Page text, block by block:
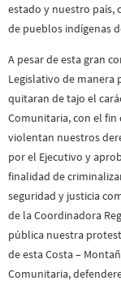
estado y nuestro país,
de pueblos indígenas
A pesar de esta gran
Legislativo de manera
quitaran de tajo el
Comunitaria, con el fin
violentan nuestros
por el Ejecutivo y
finalidad de
seguridad y justicia
de la Coordinadora
pública nuestra
de esta Costa –
Comunitaria,